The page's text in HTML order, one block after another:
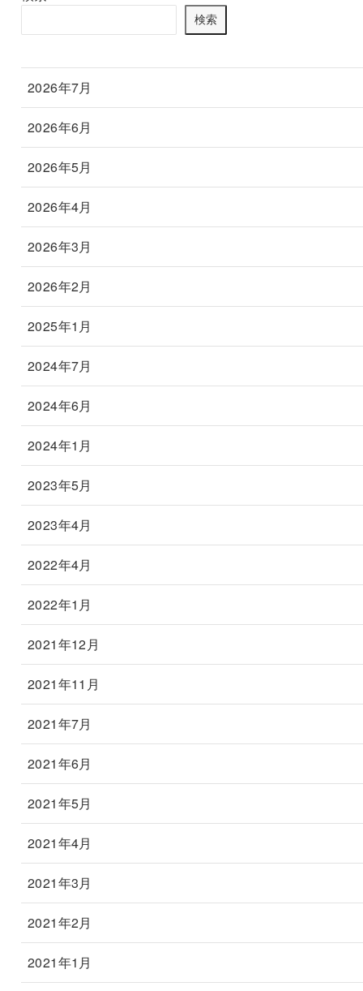
検索
2026年7月
2026年6月
2026年5月
2026年4月
2026年3月
2026年2月
2025年1月
2024年7月
2024年6月
2024年1月
2023年5月
2023年4月
2022年4月
2022年1月
2021年12月
2021年11月
2021年7月
2021年6月
2021年5月
2021年4月
2021年3月
2021年2月
2021年1月